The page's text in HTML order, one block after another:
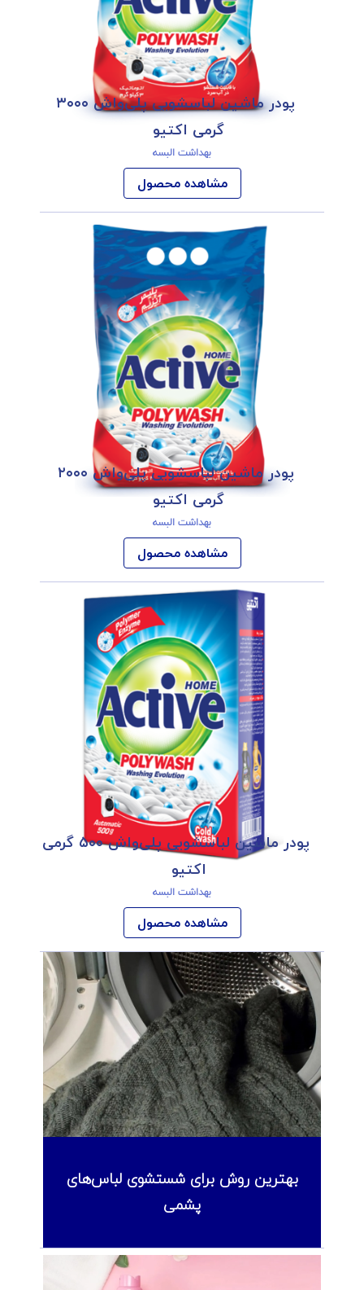
پودر ماشین لباسشویی پلی‌واش ۳۰۰۰
گرمی اکتیو
بهداشت البسه
مشاهده محصول
پودر ماشین لباسشویی پلی‌واش ۲۰۰۰
گرمی اکتیو
بهداشت البسه
مشاهده محصول
پودر ماشین لباسشویی پلی‌واش ۵۰۰ گرمی
اکتیو
بهداشت البسه
مشاهده محصول
بهترین روش برای شستشوی لباس‌های
پشمی